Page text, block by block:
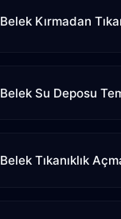
Belek Kırmadan
Belek Su Deposu
Belek Tıkanıklık